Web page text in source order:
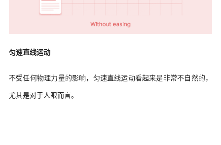
匀速直线运动
不受任何物理力量的影响，匀速直线运动看起来是非常不自然的，
尤其是对于人眼而言。